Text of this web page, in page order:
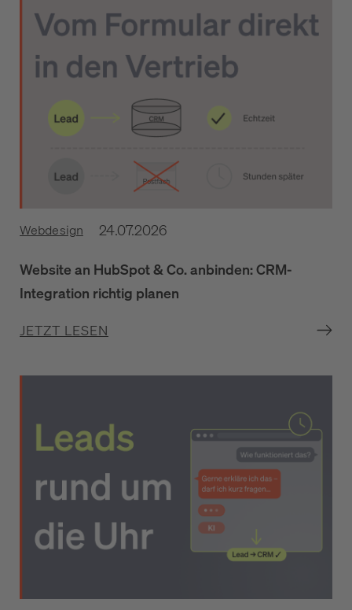
Webdesign 24.07.2026
Website an HubSpot & Co. anbinden: CRM-
Integration richtig planen
JETZT LESEN